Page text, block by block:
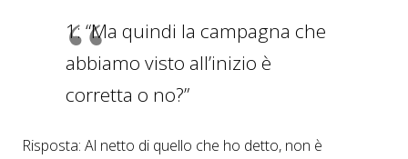
1: “Ma quindi la campagna che
abbiamo visto all’inizio è
corretta o no?”
Risposta: Al netto di quello che ho detto, non è